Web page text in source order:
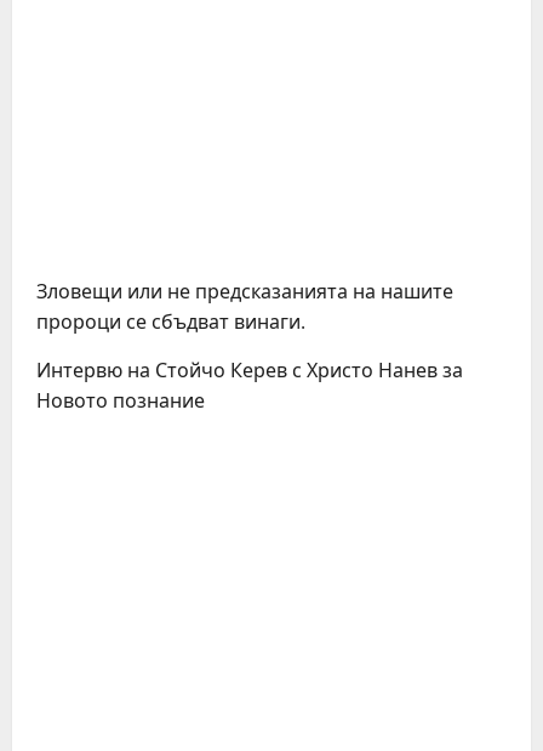
Зловещи или не предсказанията на нашите
пророци се сбъдват винаги.
Интервю на Стойчо Керев с Христо Нанев за
Новото познание